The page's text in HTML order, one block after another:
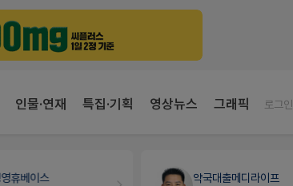
인물·연재 특집·기획 영상뉴스 그래픽 로그인
약국대출 메디라이프